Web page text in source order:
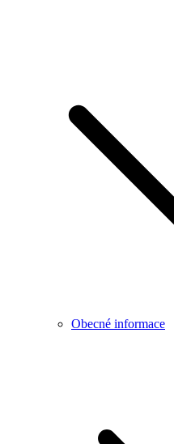
Obecné informace